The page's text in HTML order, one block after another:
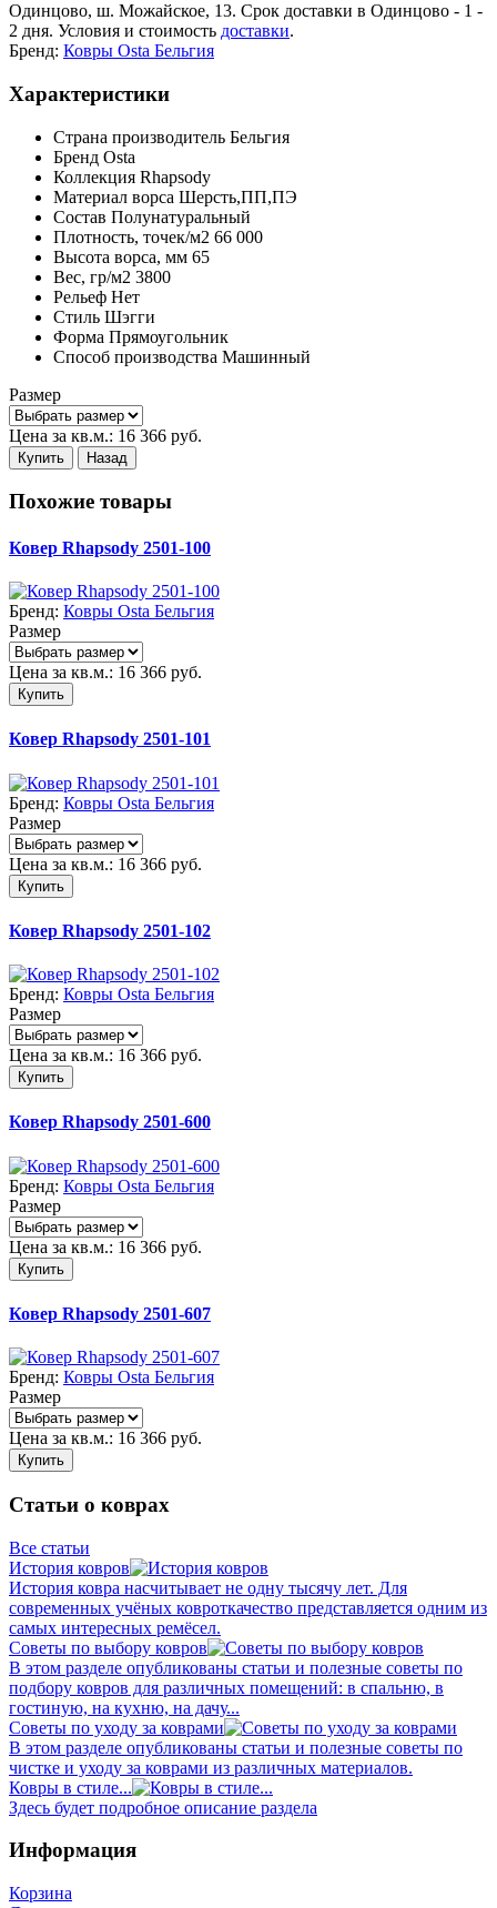
Одинцово, ш. Можайское, 13. Срок доставки в Одинцово - 1 -
2 дня. Условия и стоимость доставки.
Бренд: Ковры Osta Бельгия
Характеристики
Страна производитель Бельгия
Бренд Osta
Коллекция Rhapsody
Материал ворса Шерсть,ПП,ПЭ
Состав Полунатуральный
Плотность, точек/м2 66 000
Высота ворса, мм 65
Вес, гр/м2 3800
Рельеф Нет
Стиль Шэгги
Форма Прямоугольник
Способ производства Машинный
Размер
Цена за кв.м.: 16 366 руб.
Купить Назад
Похожие товары
Ковер Rhapsody 2501-100
Бренд: Ковры Osta Бельгия
Размер
Цена за кв.м.: 16 366 руб.
Купить
Ковер Rhapsody 2501-101
Бренд: Ковры Osta Бельгия
Размер
Цена за кв.м.: 16 366 руб.
Купить
Ковер Rhapsody 2501-102
Бренд: Ковры Osta Бельгия
Размер
Цена за кв.м.: 16 366 руб.
Купить
Ковер Rhapsody 2501-600
Бренд: Ковры Osta Бельгия
Размер
Цена за кв.м.: 16 366 руб.
Купить
Ковер Rhapsody 2501-607
Бренд: Ковры Osta Бельгия
Размер
Цена за кв.м.: 16 366 руб.
Купить
Статьи о коврах
Все статьи
История ковров
История ковра насчитывает не одну тысячу лет. Для
современных учёных ковроткачество представляется одним из
самых интересных ремёсел.
Советы по выбору ковров
В этом разделе опубликованы статьи и полезные советы по
подбору ковров для различных помещений: в спальню, в
гостиную, на кухню, на дачу...
Советы по уходу за коврами
В этом разделе опубликованы статьи и полезные советы по
чистке и уходу за коврами из различных материалов.
Ковры в стиле...
Здесь будет подробное описание раздела
Информация
Корзина